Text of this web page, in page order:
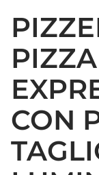
CON